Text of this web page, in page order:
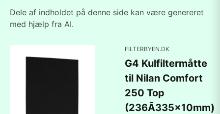
Dele af indholdet på denne side kan være genereret
med hjælp fra AI.
FILTERBYEN.DK
G4 Kulfiltermåtte
til Nilan Comfort
250 Top
(236Ã335x10mm)